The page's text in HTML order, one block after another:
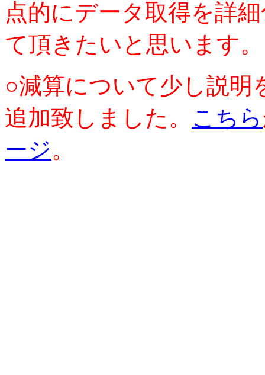
点的にデータ取得を詳
て頂きたいと思います。
○減算について少し説明
追加致しました。 こちら
ージ。